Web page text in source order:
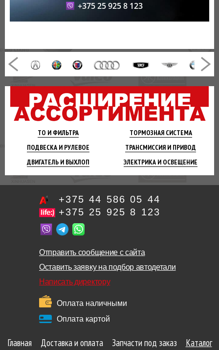
ТО И ФИЛЬТРА ТОРМОЗНАЯСИСТЕМА
ПОДВЕСКА И РУЛЕВОЕ ТРАНСМИССИЯ И ПРИВОД
ДВИГАТЕЛЬ И ВЫХЛОП ЭЛЕКТРИКА И ОСВЕЩЕНИЕ
+375 25 925 8 123
+375 44 586 05 44
+375 25 925 8 123
Отправить сообщение с сайта
Оставить заявку на подбор автодетали
Написать директору
Оплата наличными
Оплата картой
Главная Доставка и оплата Запчасти под заказ Каталог